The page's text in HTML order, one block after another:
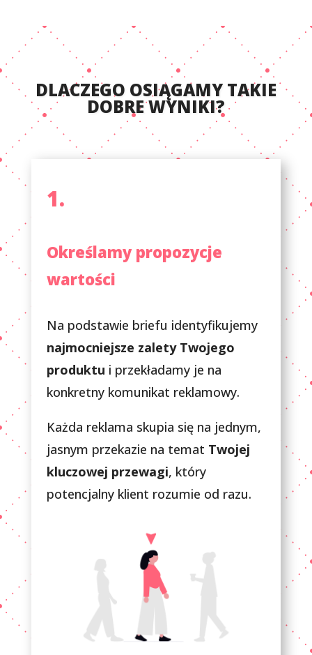
DLACZEGO OSIĄGAMY TAKIE
DOBRE WYNIKI?
1.
Określamy propozycje
wartości
Na podstawie briefu identyfikujemy
najmocniejsze zalety Twojego
produktu i przekładamy je na
konkretny komunikat reklamowy.
Każda reklama skupia się na jednym,
jasnym przekazie na temat Twojej
kluczowej przewagi, który
potencjalny klient rozumie od razu.